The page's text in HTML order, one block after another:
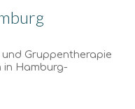
und Gruppentherapie
in Hamburg-